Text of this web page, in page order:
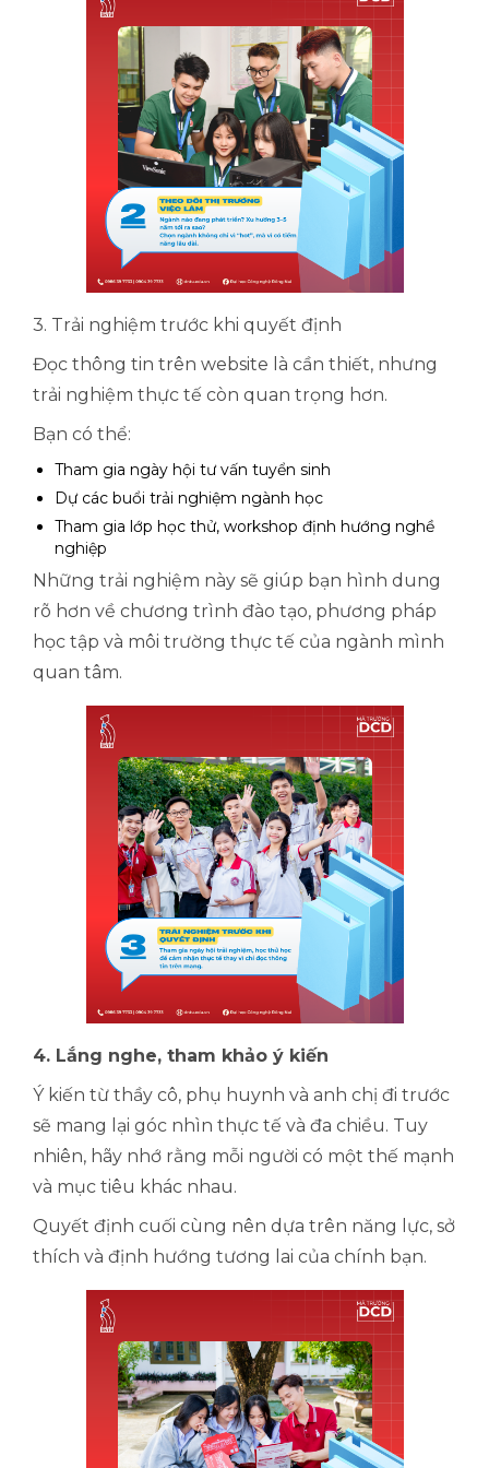
3. Trải nghiệm trước khi quyết định
Đọc thông tin trên website là cần thiết, nhưng
trải nghiệm thực tế còn quan trọng hơn.
Bạn có thể:
Tham gia ngày hội tư vấn tuyển sinh
Dự các buổi trải nghiệm ngành học
Tham gia lớp học thử, workshop định hướng nghề
nghiệp
Những trải nghiệm này sẽ giúp bạn hình dung
rõ hơn về chương trình đào tạo, phương pháp
học tập và môi trường thực tế của ngành mình
quan tâm.
4. Lắng nghe, tham khảo ý kiến
Ý kiến từ thầy cô, phụ huynh và anh chị đi trước
sẽ mang lại góc nhìn thực tế và đa chiều. Tuy
nhiên, hãy nhớ rằng mỗi người có một thế mạnh
và mục tiêu khác nhau.
Quyết định cuối cùng nên dựa trên năng lực, sở
thích và định hướng tương lai của chính bạn.